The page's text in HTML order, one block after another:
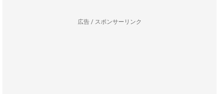
広告 / スポンサーリンク